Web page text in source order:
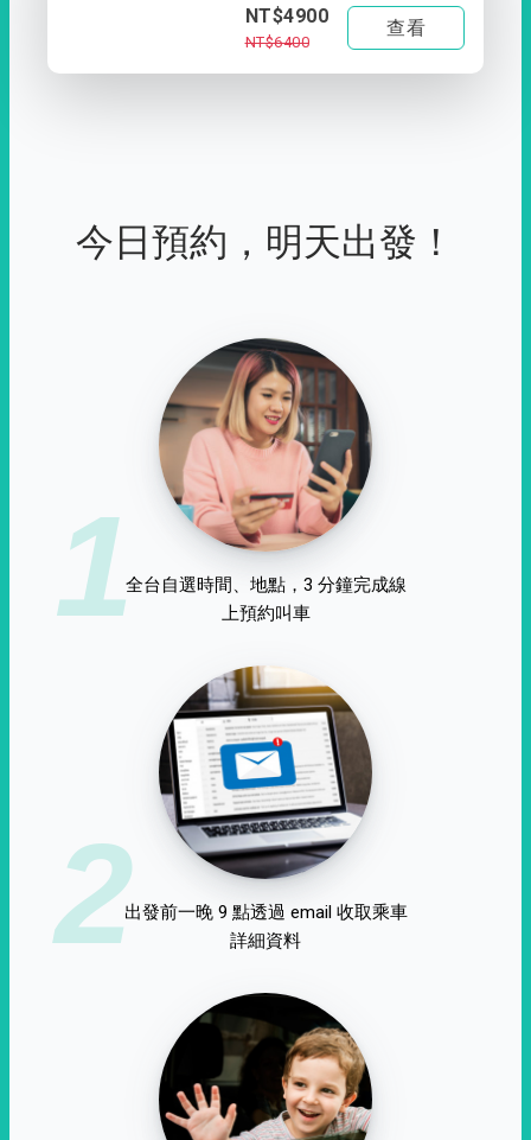
NT$4900
NT$6400
查看
今日預約，明天出發！
1全台自選時間、地點，3 分鐘完成線
上預約叫車
2出發前一晚 9 點透過 email 收取乘車
詳細資料